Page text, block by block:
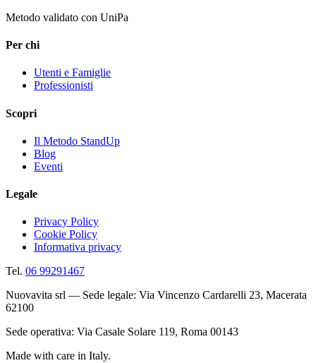
Metodo validato con UniPa
Per chi
Utenti e Famiglie
Professionisti
Scopri
Il Metodo StandUp
Blog
Eventi
Legale
Privacy Policy
Cookie Policy
Informativa privacy
Tel. 06 99291467
Nuovavita srl — Sede legale: Via Vincenzo Cardarelli 23, Macerata
62100
Sede operativa: Via Casale Solare 119, Roma 00143
Made with care in Italy.